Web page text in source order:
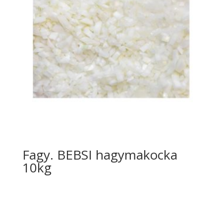
Fagy. BEBSI hagymakocka
10kg